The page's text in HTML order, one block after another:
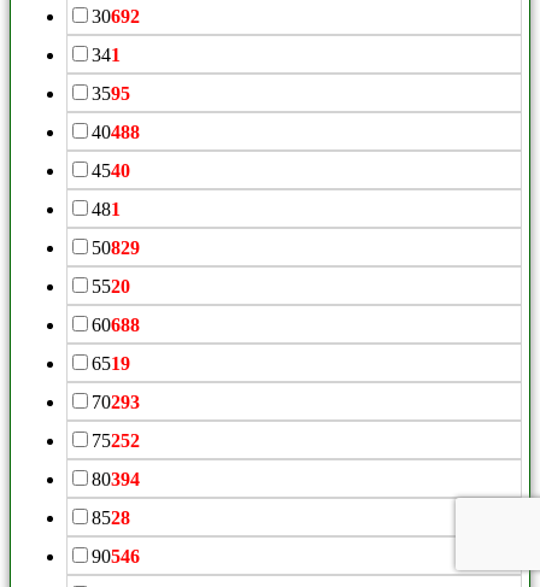
30692
341
3595
40488
4540
481
50829
5520
60688
6519
70293
75252
80394
8528
90546